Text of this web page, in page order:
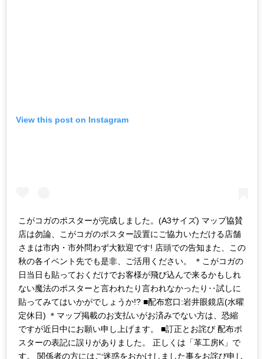
View this post on Instagram
こがコガのポスターが完成しました。(A3サイズ) マップ協賛
店は勿論、こがコガのポスター設置にご協力いただける店舗
さまは市内・市外問わず大歓迎です! 店頭での告知また、この
秋の各イベント先でも是非、ご活用ください。 ＊こがコガの
日当日も貼っておくだけでお客様が飛び込んで来るかもしれ
ない魔法のポスターと言われたり言われなかったり‥試しに
貼ってみてはいかがでしょうか!? ■配布窓口:岩井眼鏡店(水曜
定休日) ＊マップ掲載のお支払いがお済みでない方は、恐縮
ですが近日中にお願い申し上げます。 ■訂正とお詫び 配布ポ
スターの表記に誤りがありました。 正しくは「革工房K」で
す。 関係者の方にはご迷惑をおかけしました事をお詫び申し